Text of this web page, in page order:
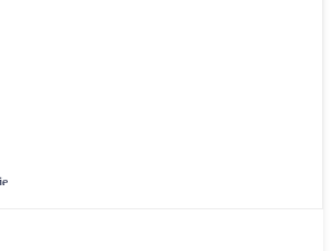
spojeno
XP extra power